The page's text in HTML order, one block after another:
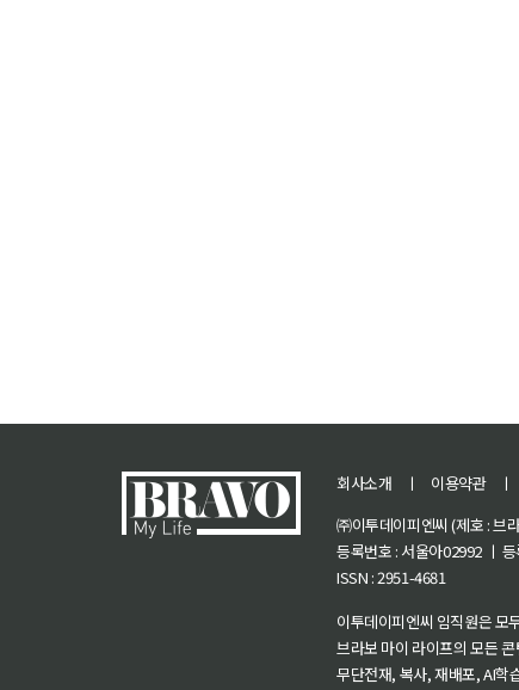
회사소개 ㅣ 이용약관 ㅣ
㈜이투데이피엔씨 (제호 : 브
등록번호 : 서울아02992 ㅣ
ISSN : 2951-4681
이투데이피엔씨 임직원은 모
브라보 마이 라이프의 모든
무단전재, 복사, 재배포, AI학